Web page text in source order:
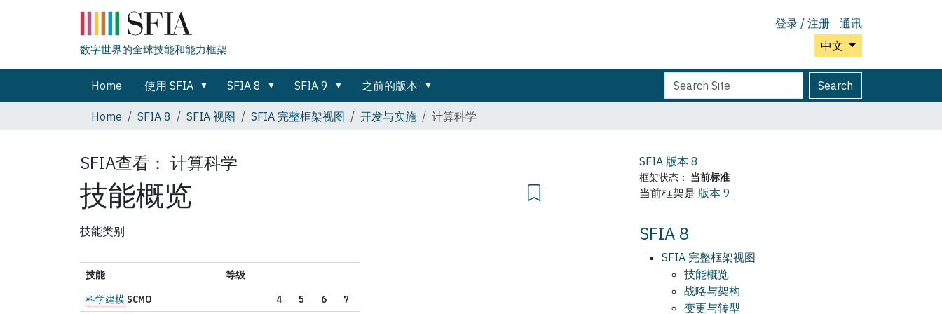
登录 / 注册
通讯
中文
数字世界的全球技能和能力框架
Home 使用 SFIA SFIA 8 SFIA 9 之前的版本
Search
Site
Search
Advanced
Search…
Home
SFIA 8 SFIA 视图 SFIA 完整框架视图 开发与实施 计算科学
SFIA查看： 计算科学
技能概览
技能类别
技能
等级
科学建模 SCMO 4 5 6
7
SFIA 版本 8
框架状态： 当前标准
当前框架是 版本 9
SFIA 8
SFIA 完整框架视图
技能概览
战略与架构
变更与转型